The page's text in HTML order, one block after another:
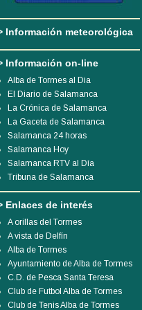
Información meteorológica
Información on-line
Alba de Tormes al Dia
El Diario de Salamanca
La Crónica de Salamanca
La Gaceta de Salamanca
Salamanca 24 horas
Salamanca Hoy
Salamanca RTV al Día
Tribuna de Salamanca
Enlaces de interés
A orillas del Tormes
A vista de Delfín
Alba de Tormes
Ayuntamiento de Alba de Tormes
C.D. de Pesca Santa Teresa
Club de Futbol Alba de Tormes
Club de Tenis Alba de Tormes